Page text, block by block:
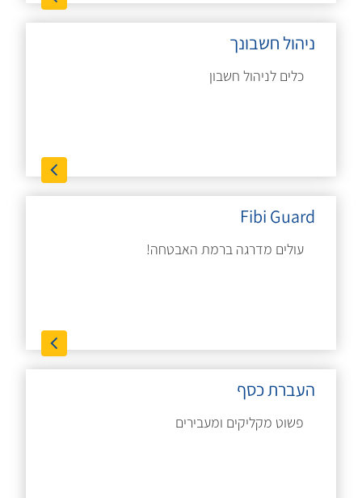
ניהול חשבונך
כלים לניהול חשבון
Fibi Guard
עולים מדרגה ברמת האבטחה!
העברת כסף
פשוט מקליקים ומעבירים